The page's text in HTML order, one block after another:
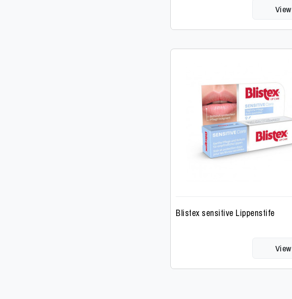
View
Blistex sensitive Lippenstife
View